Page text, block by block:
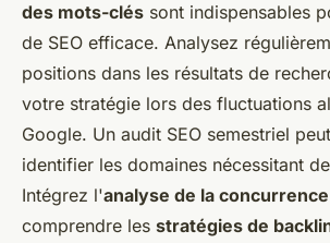
des mots-clés sont indispensables
de SEO efficace. Analysez
positions dans les résultats de
votre stratégie lors des fluctuations
Google. Un audit SEO semestriel
identifier les domaines nécessitant
Intégrez l'analyse de la concurrence
comprendre les stratégies de